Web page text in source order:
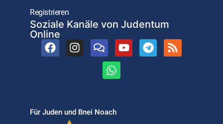
Registrieren
Soziale Kanäle von Judentum
Online
Für Juden und Bnei Noach